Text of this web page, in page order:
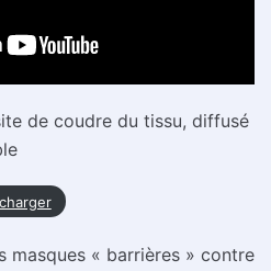
de coudre du tissu, diffusé
masques « barrières » contre